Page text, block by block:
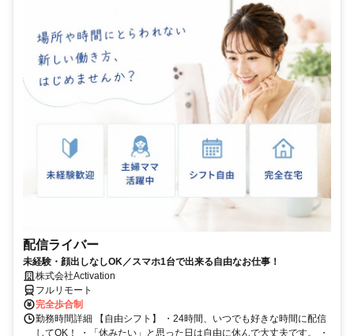
配信ライバー
未経験・顔出しなしOK／スマホ1台で出来る自由なお仕事！
株式会社Activation
フルリモート
完全歩合制
勤務時間詳細 【自由シフト】 ・24時間、いつでも好きな時間に配信
してOK！ ・「休みたい」と思った日は自由に休んで大丈夫です。 ・